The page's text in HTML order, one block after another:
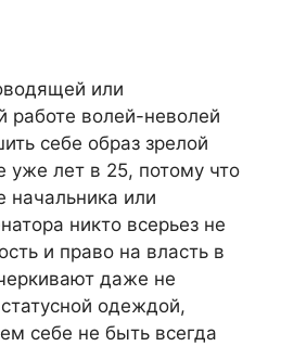
или
работе волей-неволей
себе образ зрелой
лет в 25, потому что
начальника или
никто всерьез не
и право на власть в
даже не
одеждой,
себе не быть всегда